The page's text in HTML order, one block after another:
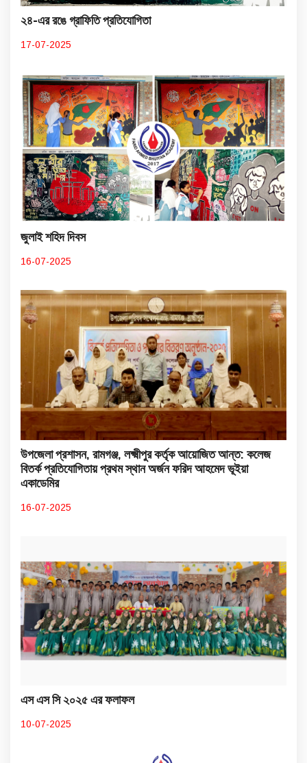
২৪-এর রঙে গ্রাফিতি প্রতিযোগিতা
17-07-2025
জুলাই শহিদ দিবস
16-07-2025
উপজেলা প্রশাসন, রামগঞ্জ, লক্ষ্মীপুর কর্তৃক আয়োজিত আন্ত: কলেজ
বিতর্ক প্রতিযোগিতায় প্রথম স্থান অর্জন ফরিদ আহমেদ ভূইয়া
একাডেমির
16-07-2025
এস এস সি ২০২৫ এর ফলাফল
10-07-2025